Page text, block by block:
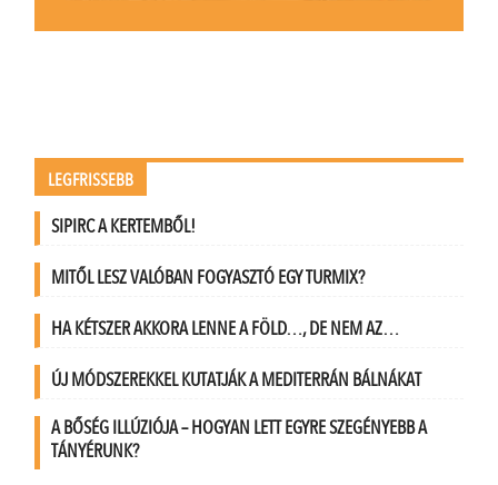
LEGFRISSEBB
SIPIRC A KERTEMBŐL!
MITŐL LESZ VALÓBAN FOGYASZTÓ EGY TURMIX?
HA KÉTSZER AKKORA LENNE A FÖLD…, DE NEM AZ…
ÚJ MÓDSZEREKKEL KUTATJÁK A MEDITERRÁN BÁLNÁKAT
A BŐSÉG ILLÚZIÓJA – HOGYAN LETT EGYRE SZEGÉNYEBB A
TÁNYÉRUNK?